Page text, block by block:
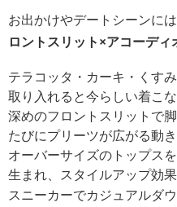
お出かけやデートシーンには
ロントスリット×アコーディ
テラコッタ・カーキ・くす
取り入れると今らしい着こ
深めのフロントスリットで
たびにプリーツが広がる動
オーバーサイズのトップス
生まれ、スタイルアップ効
スニーカーでカジュアルダ